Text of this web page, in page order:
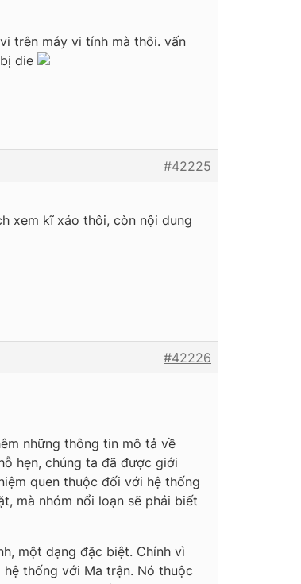
trên máy vi tính mà thôi. vấn
die
#42225
xem kĩ xảo thôi, còn nội dung
#42226
những thông tin mô tả về
hẹn, chúng ta đã được giới
quen thuộc đối với hệ thống
mà nhóm nổi loạn sẽ phải biết
một dạng đặc biệt. Chính vì
thống với Ma trận. Nó thuộc